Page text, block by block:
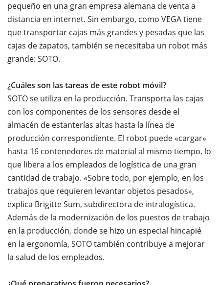
pequeño en una gran empresa alemana de venta a
distancia en internet. Sin embargo, como VEGA tiene
que transportar cajas más grandes y pesadas que las
cajas de zapatos, también se necesitaba un robot más
grande: SOTO.
¿Cuáles son las tareas de este robot móvil?
SOTO se utiliza en la producción. Transporta las cajas
con los componentes de los sensores desde el
almacén de estanterías altas hasta la línea de
producción correspondiente. El robot puede «cargar»
hasta 16 contenedores de material al mismo tiempo, lo
que libera a los empleados de logística de una gran
cantidad de trabajo. «Sobre todo, por ejemplo, en los
trabajos que requieren levantar objetos pesados»,
explica Brigitte Sum, subdirectora de intralogística.
Además de la modernización de los puestos de trabajo
en la producción, donde se hizo un especial hincapié
en la ergonomía, SOTO también contribuye a mejorar
la salud de los empleados.